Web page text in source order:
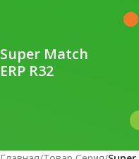
Super Match
ERP R32